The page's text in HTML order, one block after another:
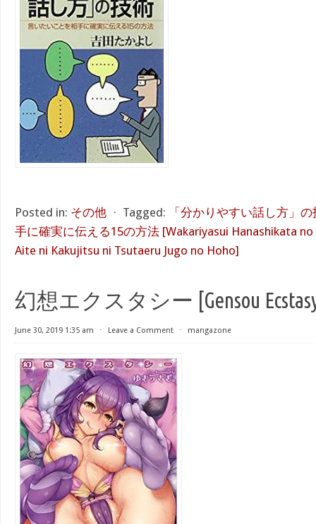
Posted in: その他 ⋅ Tagged:
「分かりやすい話し方」
手に確実に伝える15の方法 [Wakariyasui Hanashikata
Aite ni Kakujitsu ni Tsutaeru Jugo no Hoho]
幻想エクスタシー [Gensou
June 30, 2019 1:35 am ⋅ Leave a Comment ⋅ mangazone